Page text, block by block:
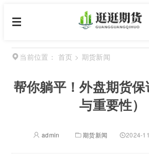
当前位置： 首页 > 期货新闻
帮你躺平！外盘期货
与重要性）
admin 期货新闻 2024-